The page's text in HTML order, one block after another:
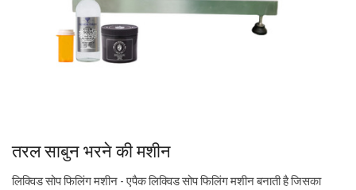
तरल साबुन भरने की मशीन
लिक्विड सोप फिलिंग मशीन - एपैक लिक्विड सोप फिलिंग मशीन बनाती है जिसका